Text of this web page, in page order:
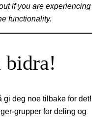
if you are experiencing
functionality.
bidra!
deg noe tilbake for det!
grupper for deling og